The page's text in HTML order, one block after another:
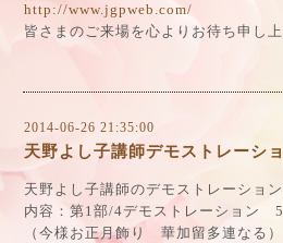
http://www.jgpweb.com/
皆さまのご来場を心よりお待ち申し上
2014-06-26 21:35:00
天野よし子講師デモストレーシ
天野よし子講師のデモストレーショ
内容：第1部/4デモストレーショ
（今様お正月飾り 華加留多連なる）